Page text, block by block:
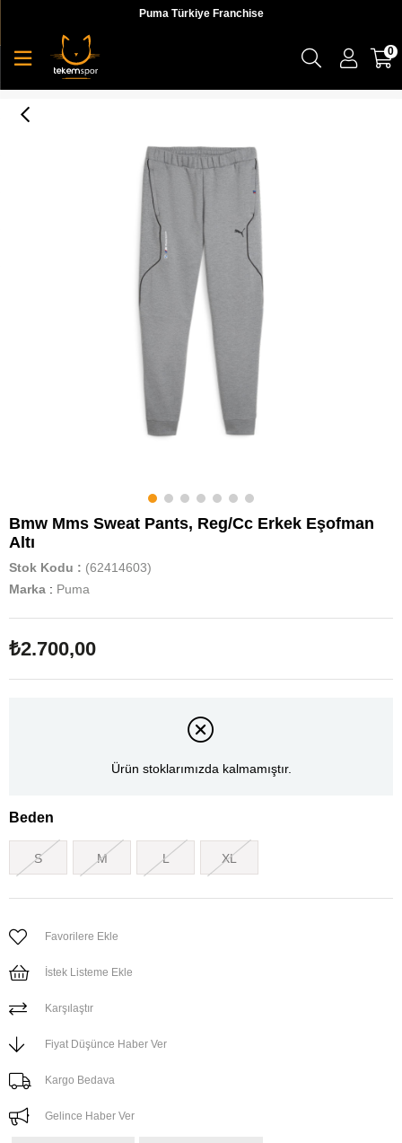
Puma Türkiye Franchise
0
Bmw Mms Sweat Pants, Reg/Cc Erkek Eşofman
Altı
Stok Kodu
(62414603)
Marka : Puma
₺2.700,00
Ürün stoklarımızda kalmamıştır.
Beden
S M L XL
Favorilere Ekle
İstek Listeme Ekle
Karşılaştır
Fiyat Düşünce Haber Ver
Kargo Bedava
Gelince Haber Ver